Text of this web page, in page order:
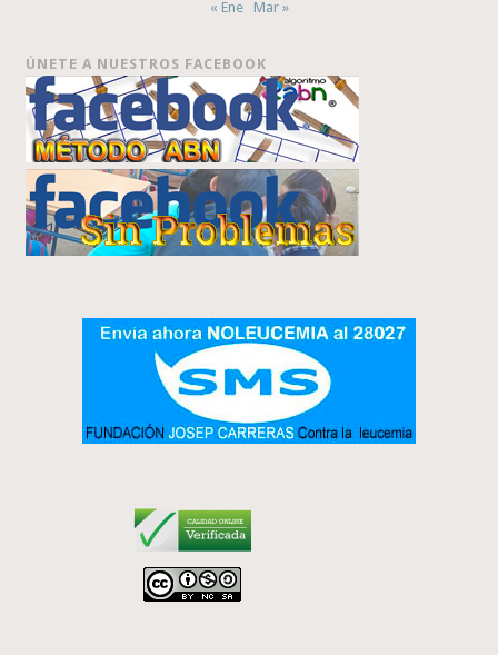
« Ene Mar »
ÚNETE A NUESTROS FACEBOOK